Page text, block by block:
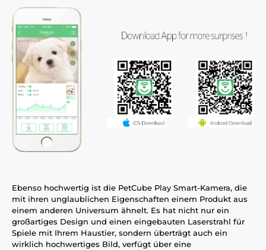
Ebenso hochwertig ist die PetCube Play Smart-Kamera, die
mit ihren unglaublichen Eigenschaften einem Produkt aus
einem anderen Universum ähnelt. Es hat nicht nur ein
großartiges Design und einen eingebauten Laserstrahl für
Spiele mit Ihrem Haustier, sondern überträgt auch ein
wirklich hochwertiges Bild, verfügt über eine